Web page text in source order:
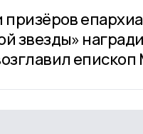
звезды»